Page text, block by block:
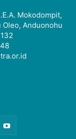
Mokodompit,
Oleo, Anduonohu